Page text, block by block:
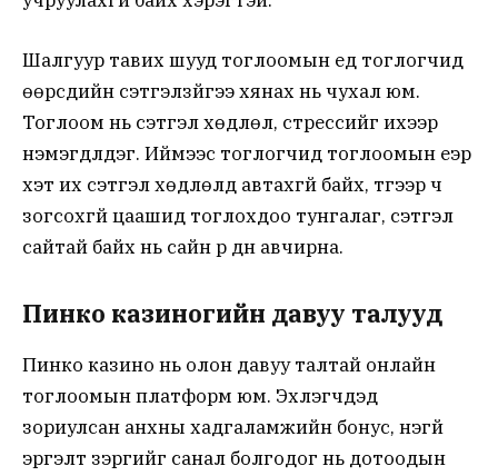
Шалгуур тавих шууд тоглоомын үед тоглогчид
өөрсдийн сэтгэлзүйгээ хянах нь чухал юм.
Тоглоом нь сэтгэл хөдлөл, стрессийг ихээр
нэмэгдүүлдэг. Иймээс тоглогчид тоглоомын үеэр
хэт их сэтгэл хөдлөлд автахгүй байх, түүгээр ч
зогсохгүй цаашид тоглохдоо тунгалаг, сэтгэл
сайтай байх нь сайн үр дүн авчирна.
Пинко казиногийн давуу талууд
Пинко казино нь олон давуу талтай онлайн
тоглоомын платформ юм. Эхлэгчдэд
зориулсан анхны хадгаламжийн бонус, үнэгүй
эргэлт зэргийг санал болгодог нь дотоодын